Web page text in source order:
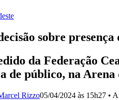
sobre
da Federação
de público, na Arena
Rizzo05/04/2024 às 15h27 •